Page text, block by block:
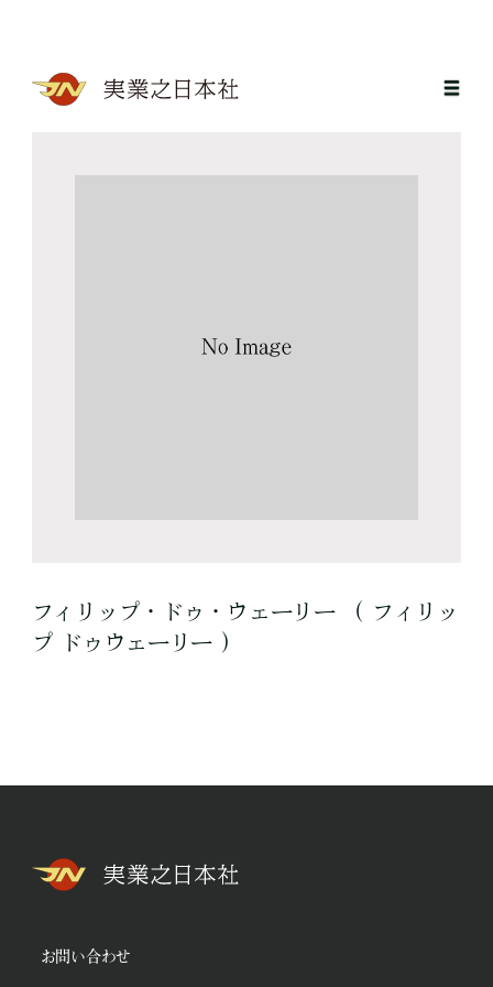
フィリップ・ドゥ・ウェーリー （ フィリッ
プ ドゥウェーリー ）
お問い合わせ